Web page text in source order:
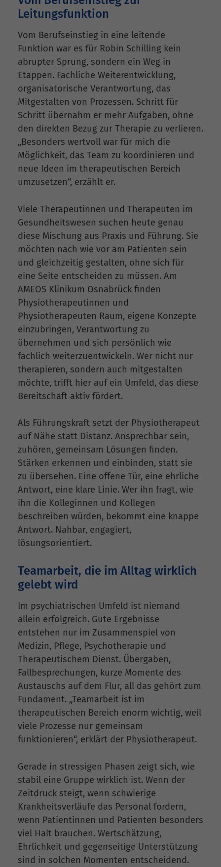
Leitungsfunktion
Vom Berufseinstieg in eine leitende
Funktion war es für Robin Schilling kein
abrupter Sprung, sondern ein Weg in
Etappen. Fachliche Weiterentwicklung,
organisatorische Verantwortung, das
Mitgestalten von Prozessen. Schritt für
Schritt übernahm er mehr Aufgaben, ohne
den direkten Bezug zur Therapie zu verlieren.
„Besonders wertvoll war für mich die
Möglichkeit, das Team zu koordinieren und
neue Ideen im therapeutischen Bereich
umzusetzen“, erzählt er.
Viele Therapeutinnen und Therapeuten im
Gesundheitswesen suchen heute genau
diese Mischung aus Praxis und Führung. Sie
möchten nach wie vor am Patienten sein
und gleichzeitig gestalten, ohne sich für
eine Seite entscheiden zu müssen. Am
AMEOS Klinikum Osnabrück finden
Physiotherapeutinnen und
Physiotherapeuten Raum, eigene Konzepte
einzubringen, Verantwortung zu
übernehmen und sich persönlich wie
fachlich weiterzuentwickeln. Wer nicht nur
therapieren, sondern auch mitgestalten
möchte, trifft hier auf ein Umfeld, das diese
Bereitschaft aktiv fördert.
Als Führungskraft setzt der Physiotherapeut
auf Nähe statt Distanz. Ansprechbar sein,
zuhören, gemeinsam Lösungen finden.
Stärken erkennen und einbinden, statt sie
zu übersehen. Eine offene Tür, eine ehrliche
Antwort, eine klare Linie. Wer ihn fragt, wie
ihn die Kolleginnen und Kollegen
beschreiben würden, bekommt eine knappe
Antwort. Nahbar, engagiert,
lösungsorientiert.
Teamarbeit, die im Alltag wirklich
gelebt wird
Im psychiatrischen Umfeld ist niemand
allein erfolgreich. Gute Ergebnisse
entstehen nur im Zusammenspiel von
Medizin, Pflege, Psychotherapie und
Therapeutischem Dienst. Übergaben,
Fallbesprechungen, kurze Momente des
Austauschs auf dem Flur, all das gehört zum
Fundament. „Teamarbeit ist im
therapeutischen Bereich enorm wichtig, weil
viele Prozesse nur gemeinsam
funktionieren“, erklärt der Physiotherapeut.
Gerade in stressigen Phasen zeigt sich, wie
stabil eine Gruppe wirklich ist. Wenn der
Zeitdruck steigt, wenn schwierige
Krankheitsverläufe das Personal fordern,
wenn Patientinnen und Patienten besonders
viel Halt brauchen. Wertschätzung,
Ehrlichkeit und gegenseitige Unterstützung
sind in solchen Momenten entscheidend.